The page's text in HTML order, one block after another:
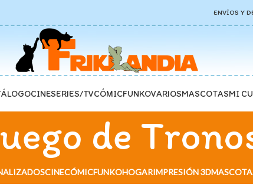
ENVÍOS Y
CINESERIES/TVCÓMICFUNKOVARIOSMASCOTASMI
de
CINECÓMICFUNKOHOGARIMPRESIÓN 3D